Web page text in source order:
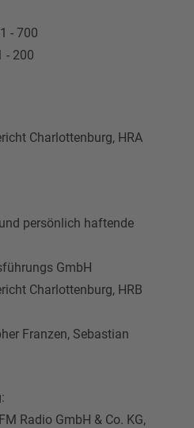
- 700
- 200
Charlottenburg, HRA
persönlich haftende
GmbH
Charlottenburg, HRB
Franzen, Sebastian
Radio GmbH & Co. KG,